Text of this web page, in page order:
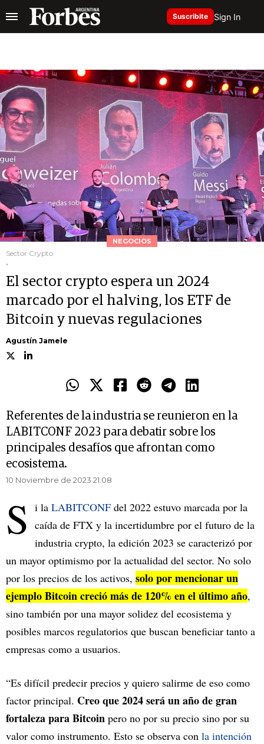
Suscribite Sign In
NEGOCIOS
Sector Crypto
.
El sector crypto espera un 2024
marcado por el halving, los ETF de
Bitcoin y nuevas regulaciones
Agustín Jamele
Referentes de la industria se reunieron en la
LABITCONF 2023 para debatir sobre los
principales desafíos que afrontan como
ecosistema.
10 Noviembre de 2023 21.08
S i la LABITCONF del 2022 estuvo marcada por la
caída de FTX y la incertidumbre por el futuro de la
industria crypto, la edición 2023 se caracterizó por
un mayor optimismo por la actualidad del sector. No solo
por los precios de los activos, solo por mencionar un
ejemplo Bitcoin creció más de 120% en el último año,
sino también por una mayor solidez del ecosistema y
posibles marcos regulatorios que buscan beneficiar tanto a
empresas como a usuarios.
“Es difícil predecir precios y quiero salirme de eso como
factor principal. Creo que 2024 será un año de gran
fortaleza para Bitcoin pero no por su precio sino por su
valor como instrumento. Esto se observa con la intención